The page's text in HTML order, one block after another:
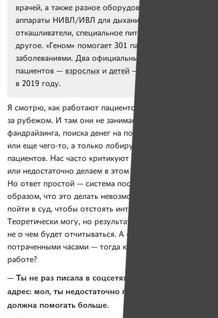
врачей, а также разное оборудование: коляски,
аппараты НИВЛ/ИВЛ для дыхания,
откашливатели, специальное питание и многое
другое. «Геном» помогает 301 пациенту с такими
заболеваниями. Два официальных реестра
пациентов — взрослых и детей — появились
в 2019 году.
Я смотрю, как работают пациентские организации
за рубежом. И там они не занимаются вопросами
фандрайзинга, поиска денег на покупку оборудования
или еще чего-то, а только лобируют интересы
пациентов. Нас часто критикуют за то, что мы мало
или недостаточно делаем в этом направлении.
Но ответ простой — система построена таким
образом, что это делать невозможно. Я не могу
пойти в суд, чтобы отстоять интересы пациента.
Теоретически могу, но результата не будет. Мне
не о чем будет отчитываться. А отчитываться просто
потраченными часами — тогда какой смысл в такой
работе?
— Ты не раз писала в соцсетях об упреках в свой
адрес: мол, ты недостаточно помогаешь, что
должна помогать больше.